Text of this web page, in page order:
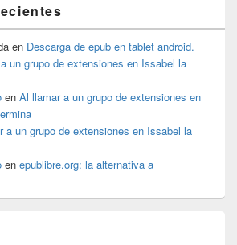
en Descarga de epub en tablet android.
un grupo de extensiones en Issabel la
en Al llamar a un grupo de extensiones en
a un grupo de extensiones en Issabel la
en epublibre.org: la alternativa a